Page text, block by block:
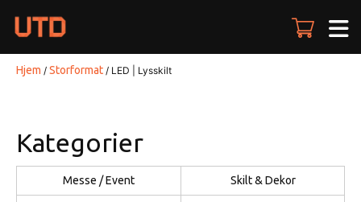
Hjem / Storformat / LED | Lysskilt
Kategorier
Messe / Event Skilt & Dekor